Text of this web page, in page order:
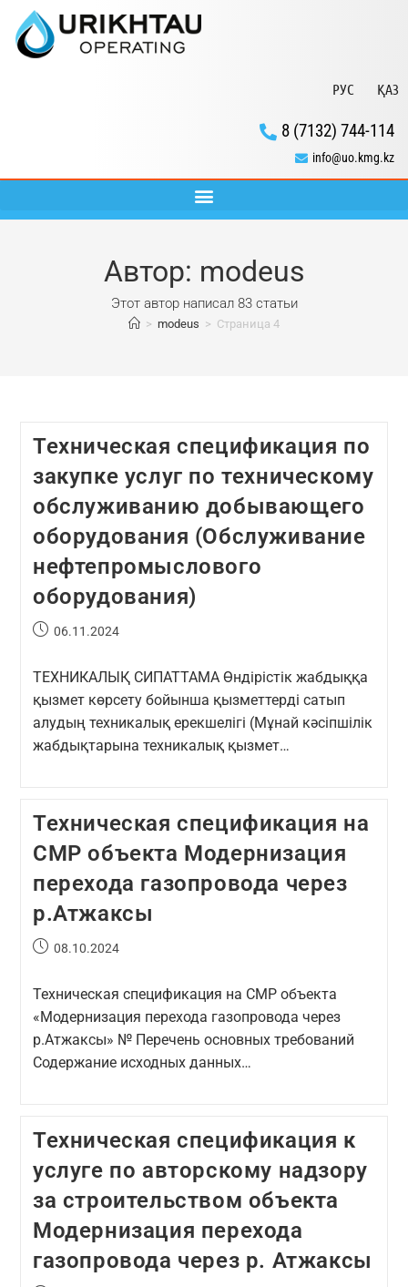
РУС ҚАЗ
8 (7132) 744-114
info@uo.kmg.kz
Автор: modeus
Этот автор написал 83 статьи
> modeus > Страница 4
Техническая спецификация по
закупке услуг по техническому
обслуживанию добывающего
оборудования (Обслуживание
нефтепромыслового
оборудования)
06.11.2024
ТЕХНИКАЛЫҚ СИПАТТАМА Өндірістік жабдыққа
қызмет көрсету бойынша қызметтерді сатып
алудың техникалық ерекшелігі (Мұнай кәсіпшілік
жабдықтарына техникалық қызмет…
Техническая спецификация на
СМР объекта Модернизация
перехода газопровода через
р.Атжаксы
08.10.2024
Техническая спецификация на СМР объекта
«Модернизация перехода газопровода через
р.Атжаксы» № Перечень основных требований
Содержание исходных данных…
Техническая спецификация к
услуге по авторскому надзору
за строительством объекта
Модернизация перехода
газопровода через р. Атжаксы